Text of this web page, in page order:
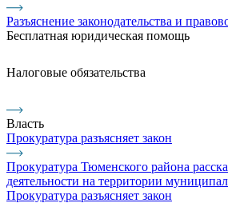
Разъяснение законодательства и
Бесплатная юридическая помощь
Налоговые обязательства
Власть
Прокуратура разъясняет закон
Прокуратура Тюменского района
деятельности на территории
Прокуратура разъясняет закон